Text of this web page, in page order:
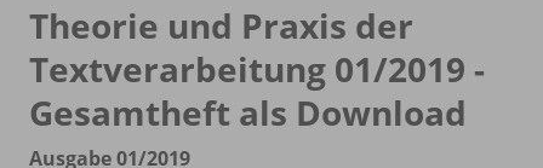
Theorie und Praxis der
Textverarbeitung 01/2019 -
Gesamtheft als Download
Ausgabe 01/2019